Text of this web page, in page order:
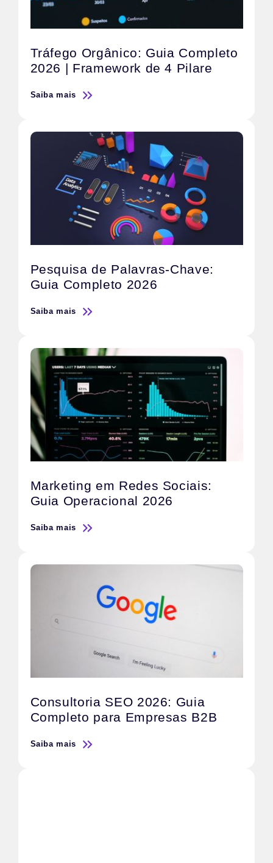
Tráfego Orgânico: Guia Completo
2026 | Framework de 4 Pilare
Saiba mais
Pesquisa de Palavras-Chave:
Guia Completo 2026
Saiba mais
Marketing em Redes Sociais:
Guia Operacional 2026
Saiba mais
Consultoria SEO 2026: Guia
Completo para Empresas B2B
Saiba mais